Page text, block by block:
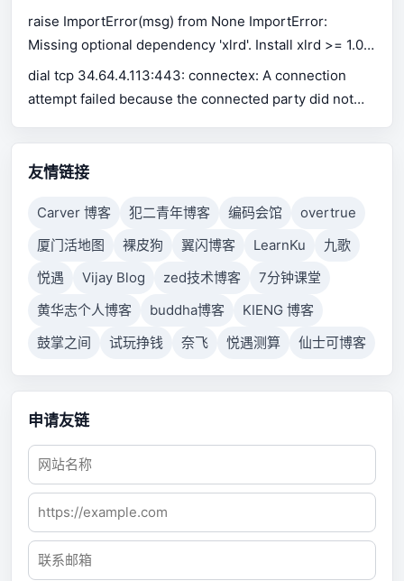
raise ImportError(msg) from None ImportError:
Missing optional dependency 'xlrd'. Install xlrd >= 1.0.0
for Excel support Use pip or conda to install xlrd.
dial tcp 34.64.4.113:443: connectex: A connection
attempt failed because the connected party did not
connection failed because connected host has failed
to respond.
友情链接
Carver 博客 犯二青年博客 编码会馆
overtrue
厦门活地图
裸皮狗 翼闪博客 LearnKu
九歌
悦遇
Vijay Blog zed技术博客
7分钟课堂
黄华志个人博客
buddha博客
KIENG 博客
鼓掌之间
试玩挣钱 奈飞 悦遇测算 仙士可博客
申请友链